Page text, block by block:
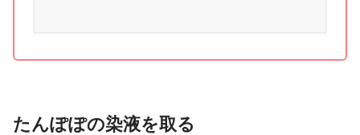
たんぽぽの染液を取る